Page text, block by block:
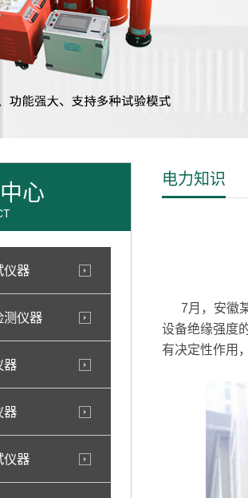
心
仪器
测仪器
器
器
仪器
电力知识
7月，安徽某
设备绝缘强度
有决定性作用